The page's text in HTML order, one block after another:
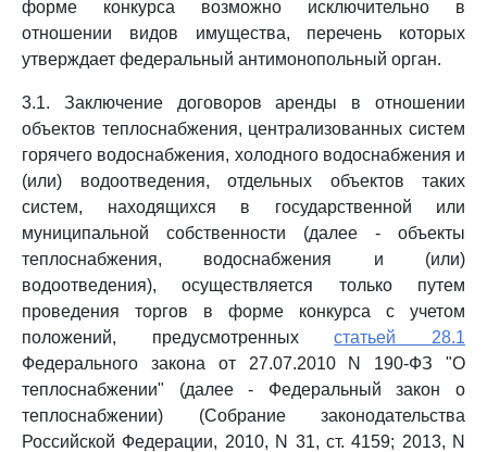
форме конкурса возможно исключительно в
отношении видов имущества, перечень которых
утверждает федеральный антимонопольный орган.
3.1. Заключение договоров аренды в отношении
объектов теплоснабжения, централизованных систем
горячего водоснабжения, холодного водоснабжения и
(или) водоотведения, отдельных объектов таких
систем, находящихся в государственной или
муниципальной собственности (далее - объекты
теплоснабжения, водоснабжения и (или)
водоотведения), осуществляется только путем
проведения торгов в форме конкурса с учетом
положений, предусмотренныхстатьей 28.1
Федерального закона от 27.07.2010 N 190-ФЗ "О
теплоснабжении" (далее - Федеральный закон о
теплоснабжении) (Собрание законодательства
Российской Федерации, 2010, N 31, ст. 4159; 2013, N